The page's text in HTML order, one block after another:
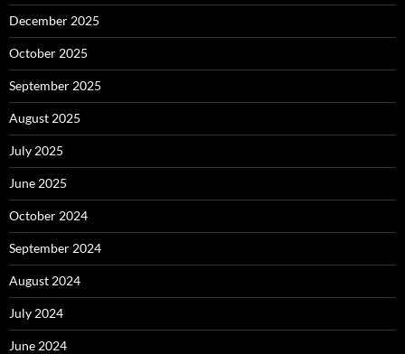
December 2025
October 2025
September 2025
August 2025
July 2025
June 2025
October 2024
September 2024
August 2024
July 2024
June 2024